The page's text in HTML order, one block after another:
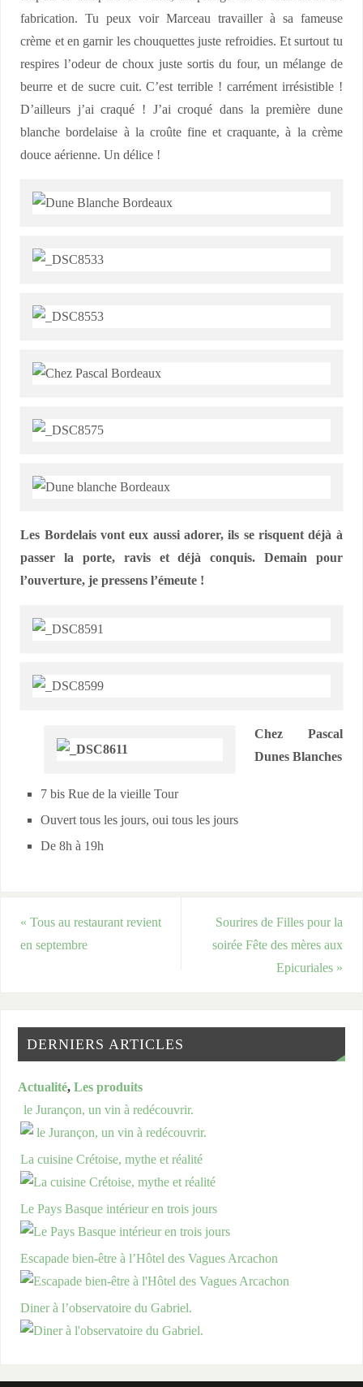
fabrication. Tu peux voir Marceau travailler à sa fameuse
crème et en garnir les chouquettes juste refroidies. Et surtout tu
respires l’odeur de choux juste sortis du four, un mélange de
beurre et de sucre cuit. C’est terrible ! carrément irrésistible !
D’ailleurs j’ai craqué ! J’ai croqué dans la première dune
blanche bordelaise à la croûte fine et craquante, à la crème
douce aérienne. Un délice !
Les Bordelais vont eux aussi adorer, ils se risquent déjà à
passer la porte, ravis et déjà conquis. Demain pour
l’ouverture, je pressens l’émeute !
Chez Pascal
Dunes Blanches
7 bis Rue de la vieille Tour
Ouvert tous les jours, oui tous les jours
De 8h à 19h
« Tous au restaurant revient
en septembre
Sourires de Filles pour la
soirée Fête des mères aux
Epicuriales »
DERNIERS ARTICLES
Actualité,Les produits
le Jurançon, un vin à redécouvrir.
La cuisine Crétoise, mythe et réalité
Le Pays Basque intérieur en trois jours
Escapade bien-être à l’Hôtel des Vagues Arcachon
Diner à l’observatoire du Gabriel.